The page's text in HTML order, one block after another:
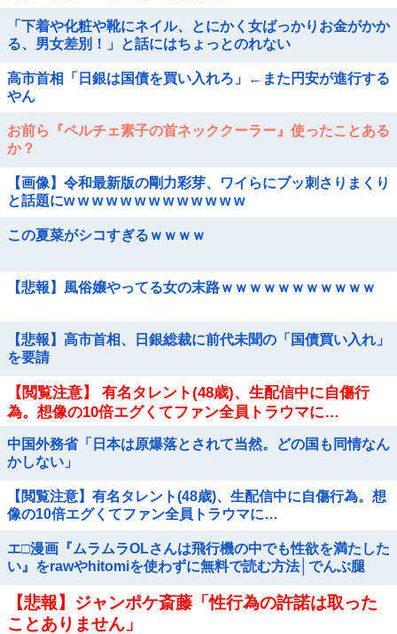
「下着や化粧や靴にネイル、とにかく女ばっかりお金がかか
る、男女差別！」と話にはちょっとのれない
高市首相「日銀は国債を買い入れろ」←また円安が進行する
やん
お前ら『ペルチェ素子の首ネッククーラー』使ったことある
か？
【画像】令和最新版の剛力彩芽、ワイらにブッ刺さりまくり
と話題にw w w w w w w w w w w w w
この夏菜がシコすぎるｗｗｗｗ
【悲報】風俗嬢やってる女の末路ｗｗｗｗｗｗｗｗｗｗｗ
【悲報】高市首相、日銀総裁に前代未聞の「国債買い入れ」
を要請
【閲覧注意】 有名タレント(48歳)、生配信中に自傷行
為。想像の10倍エグくてファン全員トラウマに…
中国外務省「日本は原爆落とされて当然。どの国も同情なん
かしない」
【閲覧注意】有名タレント(48歳)、生配信中に自傷行為。想
像の10倍エグくてファン全員トラウマに…
エ□漫画『ムラムラOLさんは飛行機の中でも性欲を満たした
い』をrawやhitomiを使わずに無料で読む方法│でんぶ腿
【悲報】ジャンポケ斎藤「性行為の許諾は取った
ことありません」